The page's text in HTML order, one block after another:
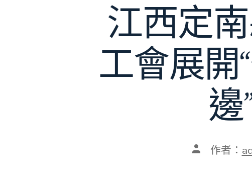
江西定
工會展開
文 作者：